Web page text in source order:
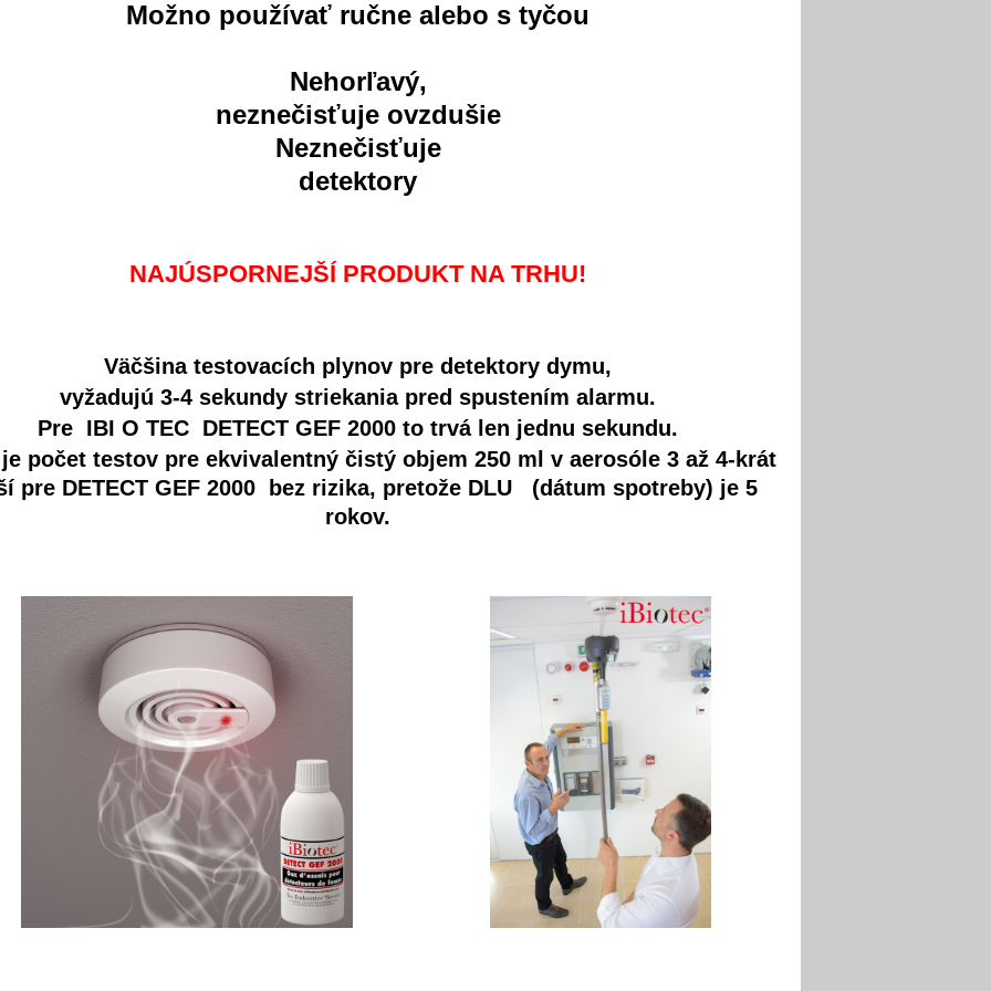
Možno používať ručne alebo s tyčou
Nehorľavý,
neznečisťuje ovzdušie
Neznečisťuje
detektory
NAJÚSPORNEJŠÍ PRODUKT NA TRHU!
Väčšina testovacích plynov pre detektory dymu,
vyžadujú 3-4 sekundy striekania pred spustením alarmu.
Pre IBI O TEC DETECT GEF 2000 to trvá len jednu sekundu.
počet testov pre ekvivalentný čistý objem 250 ml v aerosóle 3 až 4-krát
pre DETECT GEF 2000
bez rizika, pretože DLU (dátum spotreby) je 5
rokov.